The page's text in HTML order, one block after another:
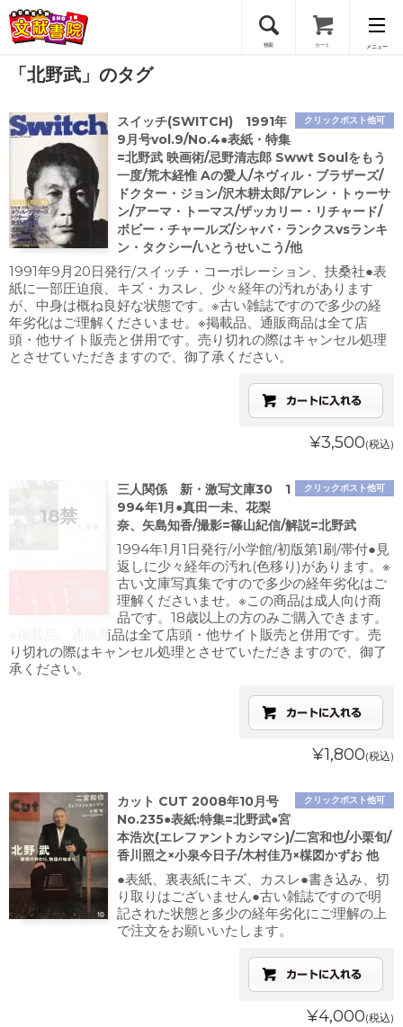
検索 カート メニュー
会員登録
ログイン
「北野武」のタグ
クリックポスト他可
スイッチ(SWITCH) 1991年
9月号vol.9/No.4●表紙・特集
=北野武 映画術/忌野清志郎 Swwt Soulをもう
一度/荒木経惟 Aの愛人/ネヴィル・ブラザーズ/
ドクター・ジョン/沢木耕太郎/アレン・トゥーサ
ン/アーマ・トーマス/ザッカリー・リチャード/
ボビー・チャールズ/シャバ・ランクスvsランキ
ン・タクシー/いとうせいこう/他
1991年9月20日発行/スイッチ・コーポレーション、扶桑社●表
紙に一部圧迫痕、キズ・カスレ、少々経年の汚れがあります
が、中身は概ね良好な状態です。※古い雑誌ですので多少の経
年劣化はご理解くださいませ。※掲載品、通販商品は全て店
頭・他サイト販売と併用です。売り切れの際はキャンセル処理
とさせていただきますので、御了承ください。
¥3,500(税込)
クリックポスト他可
三人関係 新・激写文庫30 1
994年1月●真田一未、花梨
奈、矢島知香/撮影=篠山紀信/解説=北野武
1994年1月1日発行/小学館/初版第1刷/帯付●見
返しに少々経年の汚れ(色移り)があります。※
古い文庫写真集ですので多少の経年劣化はご
理解くださいませ。※この商品は成人向け商
品です。18歳以上の方のみご購入できます。
※掲載品、通販商品は全て店頭・他サイト販売と併用です。売
り切れの際はキャンセル処理とさせていただきますので、御了
承ください。
¥1,800(税込)
クリックポスト他可
カット CUT 2008年10月号
No.235●表紙:特集=北野武●宮
本浩次(エレファントカシマシ)/二宮和也/小栗旬/
香川照之×小泉今日子/木村佳乃×楳図かずお 他
●表紙、裏表紙にキズ、カスレ●書き込み、切
り取りはございません●古い雑誌ですので明
記された状態と多少の経年劣化にご理解の上
で注文をお願いいたします。
¥4,000(税込)